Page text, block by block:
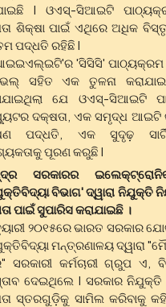
I ଓଏସ୍-ସିଆଇଟି
ଶିକ୍ଷା ପାଇଁ ଏଥିରେ ଅଧିକ
ପଦ୍ଧତି ରହିଛି I
'ସିସିସି' ପାଠ୍ୟକ୍ରମ
ସହିତ ଏକ ତୁଳନା
ଯେ ଓଏସ୍-ସିଆଇଟି
ଦକ୍ଷତା, ଏକ ସମୃଦ୍ଧ ଆଇଟି
ପଦ୍ଧତି, ଏକ ସୁଦୃଢ଼
ପୂରଣ କରୁଛି I
ସରକାରର
ବିଭାଗ' ଦ୍ୱାରା
ପାଇଁ ସୁପାରିସ କରାଯାଇଛି ।
୨୦୧୫ରେ ଭାରତ ସରକାର
ମନ୍ତ୍ରଣାଳୟ ଦ୍ୱାରା
ସରକାରୀ କର୍ମଚାରୀ ଗ୍ରୁପ
ଦେଇଥିଲେ I ସରକାର
ସ୍ତରଗୁଡ଼ିକୁ ସାମିଲ କରିବାକୁ